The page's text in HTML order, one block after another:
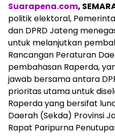
Suarapena.com,
politik elektoral,
dan DPRD Jateng
untuk melanjutkan
Rancangan Peraturan
pembahasan Raperda,
jawab bersama antara
prioritas utama untuk
Raperda yang bersifat
Daerah (Sekda) Provinsi
Rapat Paripurna